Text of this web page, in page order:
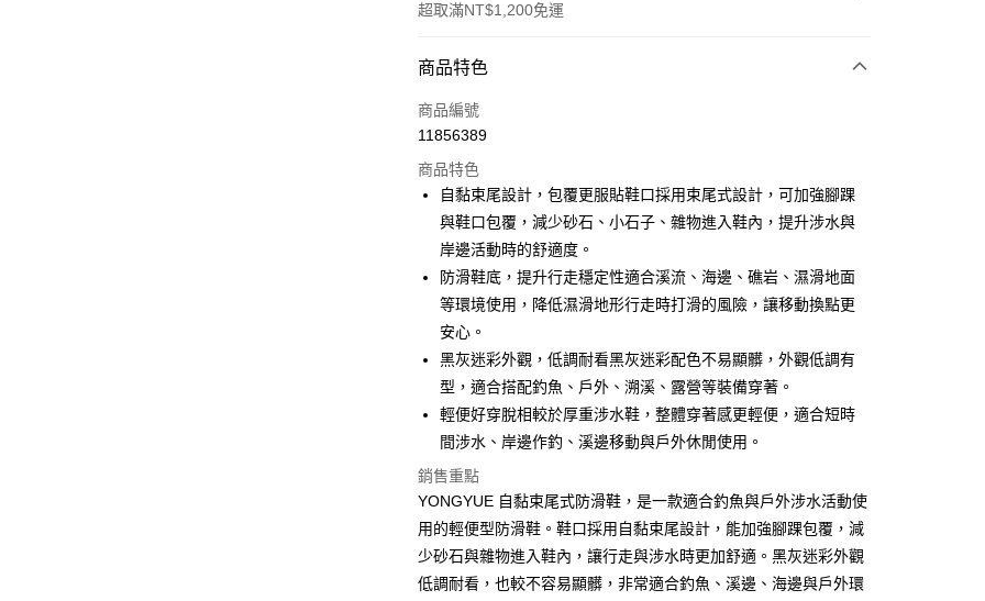
超取滿NT$1,200免運
付款方式
信用卡一次付款
3 期 0 利率 每期 NT$350 21家銀行
合作金庫商業銀行
第一商業銀行
華南商業銀行
國泰世華商業銀行
兆豐國際商業銀行
臺灣中小企業銀行
台中商業銀行
匯豐（台灣）商業銀行
聯邦商業銀行
遠東國際商業銀行
元大商業銀行
永豐商業銀行
台新國際商業銀行
中國信託商業銀行
台灣樂天信用卡公司
超商取貨付款
街口支付
大哥付你分期
相關說明
【大哥付你分期使用說明】
1.本服務由台灣大哥大提供，台灣大哥大用戶可立即使用無須另外申請。
2.付款方式選擇「大哥付你分期」，訂單成立後會自動跳轉到大哥付的交易
流程，驗證手機門號後，選擇欲分期的期數、繳款截止日，確認付款後即
3.實際核准額度、可分期數及費用金額請依後續交易確認頁面所載為準。
4.訂單成立30分鐘內，如未前往確認交易或遇審核未通過，訂單將自動取
消。如遇「轉專審核」未通過狀況，表示未達大哥付你分期系統評分，恕
無法說明評估內容。
AFTEE先享後付
相關說明
【關於「AFTEE先享後付」】
AFTEE先享後付是「在收到商品之後才付款」的支付方式。 讓您購物簡單
便利好安心！
１．簡單：不需註冊會員、不需綁卡、不需儲值。
２．便利：只要手機號碼，簡訊認證，即可結帳。
貨到付款
商品特色
商品編號
11856389
商品特色
自黏束尾設計，包覆更服貼鞋口採用束尾式設計，可加強腳踝
與鞋口包覆，減少砂石、小石子、雜物進入鞋內，提升涉水與
岸邊活動時的舒適度。
防滑鞋底，提升行走穩定性適合溪流、海邊、礁岩、濕滑地面
等環境使用，降低濕滑地形行走時打滑的風險，讓移動換點更
安心。
黑灰迷彩外觀，低調耐看黑灰迷彩配色不易顯髒，外觀低調有
型，適合搭配釣魚、戶外、溯溪、露營等裝備穿著。
輕便好穿脫相較於厚重涉水鞋，整體穿著感更輕便，適合短時
間涉水、岸邊作釣、溪邊移動與戶外休閒使用。
銷售重點
YONGYUE 自黏束尾式防滑鞋，是一款適合釣魚與戶外涉水活動使
用的輕便型防滑鞋。鞋口採用自黏束尾設計，能加強腳踝包覆，減
少砂石與雜物進入鞋內，讓行走與涉水時更加舒適。黑灰迷彩外觀
低調耐看，也較不容易顯髒，非常適合釣魚、溪邊、海邊與戶外環